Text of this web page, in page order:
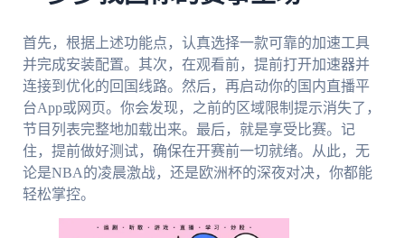
首先，根据上述功能点，认真选择一款可靠的加速工具
并完成安装配置。其次，在观看前，提前打开加速器并
连接到优化的回国线路。然后，再启动你的国内直播平
台App或网页。你会发现，之前的区域限制提示消失了，
节目列表完整地加载出来。最后，就是享受比赛。记
住，提前做好测试，确保在开赛前一切就绪。从此，无
论是NBA的凌晨激战，还是欧洲杯的深夜对决，你都能
轻松掌控。